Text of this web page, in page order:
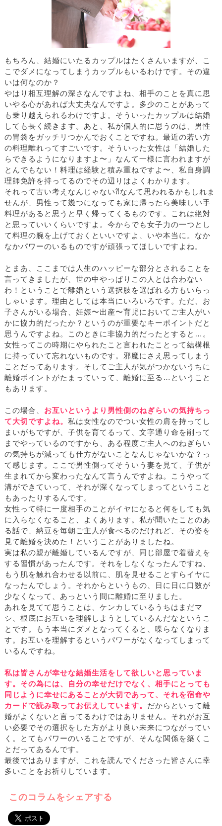
もちろん、結婚にいたるカップルはたくさんいますが、こ
こでダメになってしまうカップルもいるわけです。その違
いは何なのか？
やはり相互理解の深さなんですよね、相手のことを真に思
いやる心があれば大丈夫なんですよ。多少のことがあって
も乗り越えられるわけですよ。そういったカップルは結婚
しても長く続きます。あと、私が個人的に思うのは、男性
の胃袋をガッチリつかんでおくことですね。最近の若い方
の料理離れってすごいです。そういった女性は「結婚した
らできるようになりますよ〜」なんて一様に言われますが
とんでもない！料理は経験と積み重ねですよ〜、私自身調
理師免許を持ってるのでその辺りはよくわかります。
それって古い考えなんじゃない⁈なんて思われるかもしれま
せんが、男性って幾つになっても家に帰ったら美味しい手
料理があると思うと早く帰ってくるものです。これは絶対
と思っていいくらいですよ。今からでも女子力の一つとし
て料理の腕を上げておくといいですよ、いや本当に。なか
なかパワーのいるものですが頑張ってほしいですよね。
とまあ、ここまでは人生のハッピーな部分とされることを
言ってきましたが、世の中やっぱりこの人とは合わない
わ！ということで離婚という選択肢を選ばれる方もいらっ
しゃいます。理由としては本当にいろいろです。ただ、お
子さんがいる場合、妊娠〜出産〜育児においてご主人がい
かに協力的だったか？というのが重要なキーポイントだと
思うんですよね。このときに非協力的だったとすると…。
女性ってこの時期にやられたこと言われたことって結構根
に持っていて忘れないものです。邪魔にさえ思ってしまう
ことだってあります。そしてご主人が気がつかないうちに
離婚ポイントがたまっていって、離婚に至る…ということ
もあります。
この場合、 お互いというより男性側のねぎらいの気持ちっ
て大切ですよね。 私は女性なのでつい女性の肩を持ってし
まいがちですが、子供を育てるって、文字通り命を削って
までやっているのですから、ある程度ご主人へのねぎらい
の気持ちが減っても仕方がないことなんじゃないかな？っ
て感じます。ここで男性側ってそういう妻を見て、子供が
生まれてから変わったなんて言うんですよね。こうやって
溝ができていって、それが深くなってしまってということ
もあったりするんです。
女性って特に一度相手のことがイヤになると何をしても気
に入らなくなること、よくあります。私が聞いたことのあ
る話で、納豆を毎朝ご主人が食べるのだけれど、その姿を
見て離婚を決めた！ということがありましたね。
実は私の親が離婚しているんですが、同じ部屋で着替えを
する習慣があったんです。それをしなくなったんですね、
もう肌を触れ合わせる以前に、肌を見せることすらイヤに
なったんでしょう。それからというもの、日に日に口数が
少なくなって、あっという間に離婚に至りました。
あれを見てて思うことは、ケンカしているうちはまだマ
シ、根底にお互いを理解しようとしているんだなというこ
とです。もう本当にダメとなってくると、喋らなくなりま
す。お互いを理解するというパワーがなくなってしまって
いるんですね。
私は皆さんが幸せな結婚生活をして欲しいと思っていま
す。その為には、自分の幸せだけでなく、相手にとっても
同じように幸せにあることが大切であって、それを宿命や
カードで読み取ってお伝えしています。 だからといって離
婚がよくないと言ってるわけではありません。それがお互
い必要でその選択をした方がより良い未来につながってい
く。とてもパワーのいることですが、そんな関係を築くこ
とだってあるんです。
最後ではありますが、これを読んでくださった皆さんに幸
多いことをお祈りしています。
このコラムをシェアする